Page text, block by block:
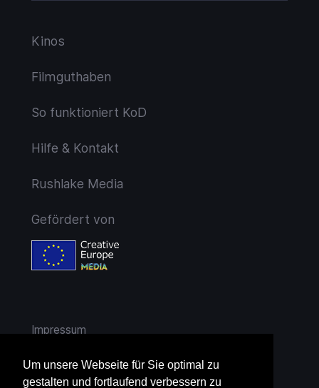
Um unsere Webseite für Sie optimal zu
gestalten und fortlaufend verbessern zu
Kinos
Filmguthaben
So funktioniert KoD
Hilfe & Kontakt
Rushlake Media
Gefördert von
Impressum
AGB